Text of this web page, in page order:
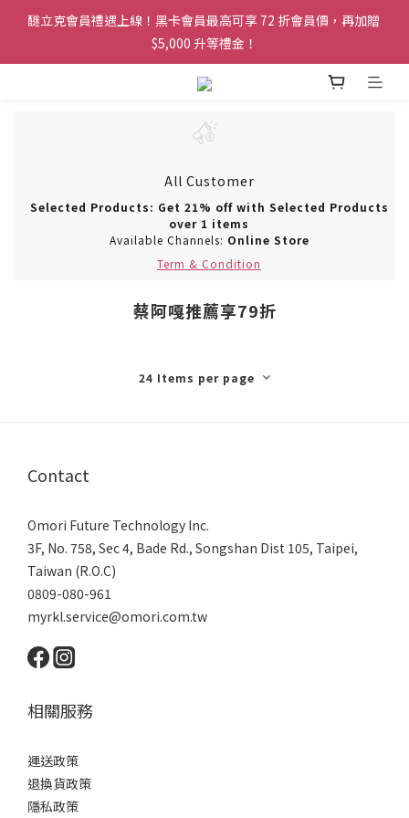
醚立克會員禮遇上線！黑卡會員最高可享 72 折會員價，再加贈
$5,000 升等禮金！
醚立克會員禮遇上線！黑卡會員最高可享 72 折會員價，再加贈
$5,000 升等禮金！
凡會員下單，訂單皆可享免運服務！
醚立克會員禮遇上線！黑卡會員最高可享 72 折會員價，再加贈
All Customer
Selected Products: Get 21% off with Selected Products
over 1 items
Available Channels: Online Store
Term & Condition
蔡阿嘎推薦享79折
24 Items per page
Contact
Omori Future Technology Inc.
3F, No. 758, Sec 4, Bade Rd., Songshan Dist 105, Taipei,
Taiwan (R.O.C)
0809-080-961
myrkl.service@omori.com.tw
相關服務
運送政策
退換貨政策
隱私政策